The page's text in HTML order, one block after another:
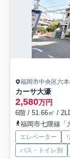
福岡市中央区六
カーサ大濠
2,580万円
6階 / 51.66㎡ /
福岡市七隈線「
エレベーター
バス・トイレ別